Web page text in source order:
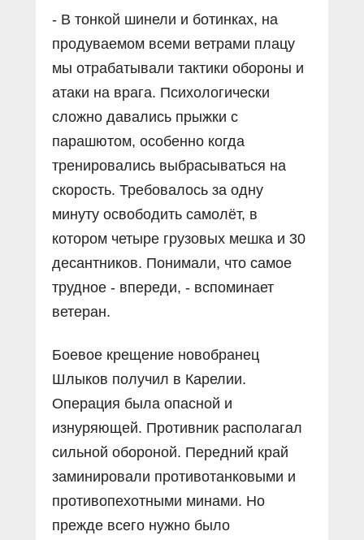
- В тонкой шинели и ботинках, на
продуваемом всеми ветрами плацу
мы отрабатывали тактики обороны и
атаки на врага. Психологически
сложно давались прыжки с
парашютом, особенно когда
тренировались выбрасываться на
скорость. Требовалось за одну
минуту освободить самолёт, в
котором четыре грузовых мешка и 30
десантников. Понимали, что самое
трудное - впереди, - вспоминает
ветеран.
Боевое крещение новобранец
Шлыков получил в Карелии.
Операция была опасной и
изнуряющей. Противник располагал
сильной обороной. Передний край
заминировали противотанковыми и
противопехотными минами. Но
прежде всего нужно было